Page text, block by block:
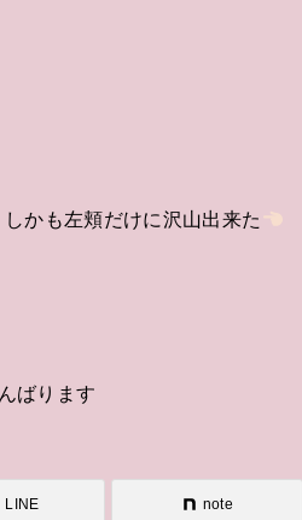
しかも左頬だけに沢山出来た
ばります
LINE note